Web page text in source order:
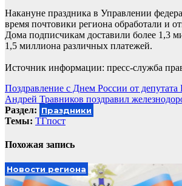
Накануне праздника в Управлении
время почтовики региона обработали и
Дома подписчикам доставили более 1,3
1,5 миллиона различных платежей.
Источник информации: пресс-служба
Навигация
по
записям
Поздравление с Днем России от
Андрей Травников поздравил
Раздел: Праздники
Темы: ТГпост
Похожая запись
Новости региона